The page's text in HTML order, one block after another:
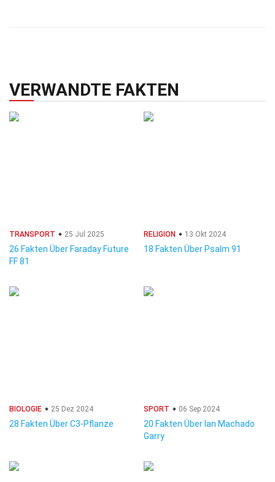
VERWANDTE FAKTEN
TRANSPORT 25 Jul 2025
26 Fakten Über Faraday Future
FF 81
RELIGION 13 Okt 2024
18 Fakten Über Psalm 91
BIOLOGIE 25 Dez 2024
28 Fakten Über C3-Pflanze
SPORT 06 Sep 2024
20 Fakten Über Ian Machado
Garry